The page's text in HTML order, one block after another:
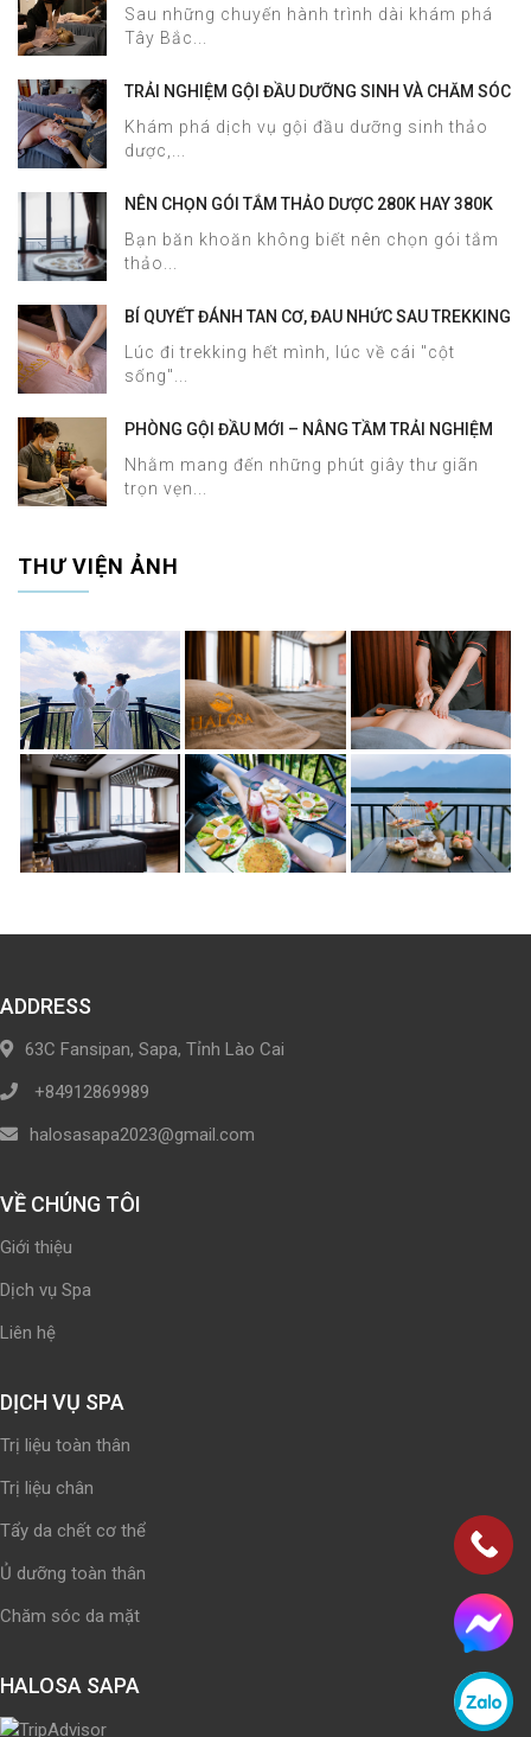
Sau những chuyến hành trình dài khám phá
Tây Bắc...
TRẢI NGHIỆM GỘI ĐẦU DƯỠNG SINH VÀ CHĂM SÓC
Khám phá dịch vụ gội đầu dưỡng sinh thảo
dược,...
NÊN CHỌN GÓI TẮM THẢO DƯỢC 280K HAY 380K
Bạn băn khoăn không biết nên chọn gói tắm
thảo...
BÍ QUYẾT ĐÁNH TAN CƠ, ĐAU NHỨC SAU TREKKING
MASSAGE
Lúc đi trekking hết mình, lúc về cái "cột
sống"...
PHÒNG GỘI ĐẦU MỚI – NÂNG TẦM TRẢI NGHIỆM
DƯỠNG SINH TẠI HALOSA SPA & MASSAGE
Nhằm mang đến những phút giây thư giãn
trọn vẹn...
THƯ VIỆN ẢNH
ADDRESS
63C Fansipan, Sapa, Tỉnh Lào Cai
+84912869989
halosasapa2023@gmail.com
VỀ CHÚNG TÔI
Giới thiệu
Dịch vụ Spa
Liên hệ
DỊCH VỤ SPA
Trị liệu toàn thân
Trị liệu chân
Tẩy da chết cơ thể
Ủ dưỡng toàn thân
Chăm sóc da mặt
HALOSA SAPA